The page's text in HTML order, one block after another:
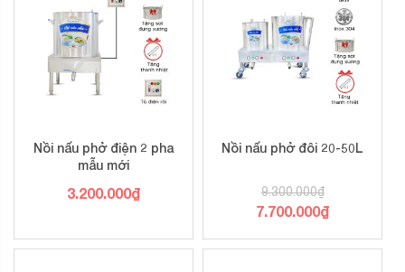
Nồi nấu phở điện 2 pha
mẫu mới
3.200.000₫
Nồi nấu phở đôi 20-50L
9.300.000₫
Giá
là:
7.700.000₫
Giá